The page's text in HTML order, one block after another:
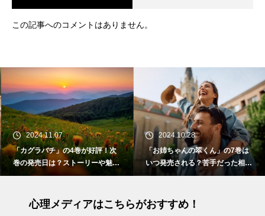
この記事へのコメントはありません。
2024.11.07
「カグラバチ」の4巻が好評！次
巻の発売日は？ストーリーや魅力
も紹介
2024.10.28
「お姉ちゃんの翠くん」の7巻は
いつ発売される？苦手だった相手
との切ない初恋
心理メディアはこちらがおすすめ！